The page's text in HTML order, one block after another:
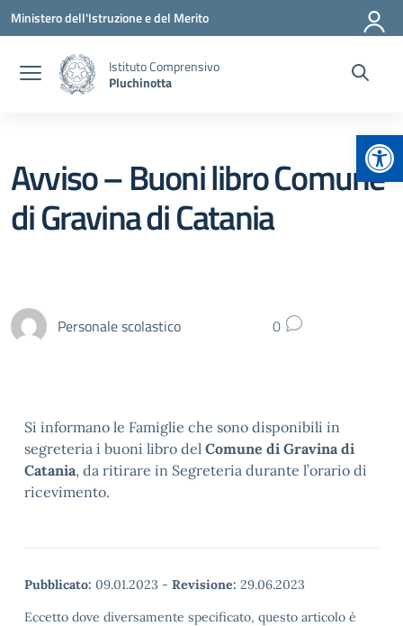
Vai ai contenuti
Vai al menu di navigazione
Vai al footer
Ministero dell'Istruzione e del Merito
Istituto Comprensivo
Pluchinotta
Avviso – Buoni libro Comune
di Gravina di Catania
Personale scolastico 0
Si informano le Famiglie che sono disponibili in
segreteria i buoni libro del Comune di Gravina di
Catania, da ritirare in Segreteria durante l’orario di
ricevimento.
Pubblicato: 09.01.2023 - Revisione: 29.06.2023
Eccetto dove diversamente specificato, questo articolo è